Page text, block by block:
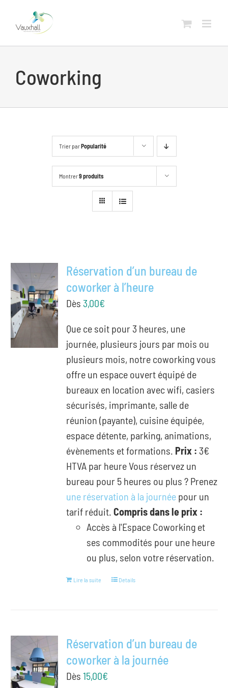
Coworking
Trier parPopularité
Montrer9 produits
Réservation d’un bureau de
coworker à l’heure
Dès 3,00€
Que ce soit pour 3 heures, une
journée, plusieurs jours par mois ou
plusieurs mois, notre coworking vous
offre un espace ouvert équipé de
bureaux en location avec wifi, casiers
sécurisés, imprimante, salle de
réunion (payante), cuisine équipée,
espace détente, parking, animations,
évènements et formations. Prix : 3€
HTVA par heure Vous réservez un
bureau pour 5 heures ou plus ? Prenez
une réservation à la journée pour un
tarif réduit.Compris dans le prix :
Accès à l'Espace Coworking et
ses commodités pour une heure
ou plus, selon votre réservation.
Lire la suite Details
Réservation d’un bureau de
coworker à la journée
Dès15,00€